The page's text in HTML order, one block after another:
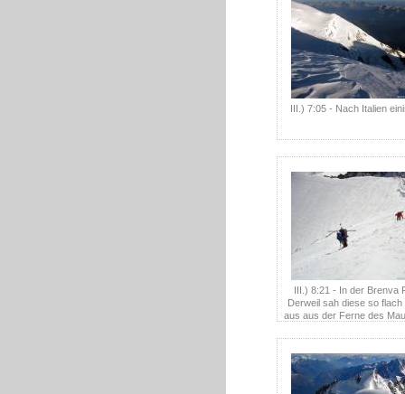
III.) 7:05 - Nach Italien
III.) 8:21 - In der Brenva
Derweil sah diese so flach
aus aus der Ferne des